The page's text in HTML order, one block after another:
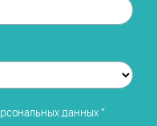
данных*